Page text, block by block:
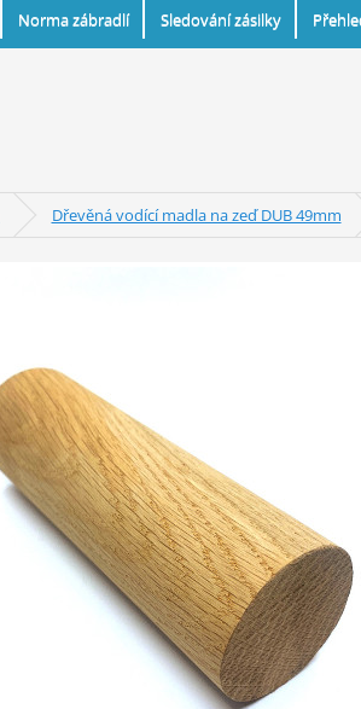
Norma zábradlí Sledování zásilky
Dřevěná vodící madla na zeď DUB 49mm